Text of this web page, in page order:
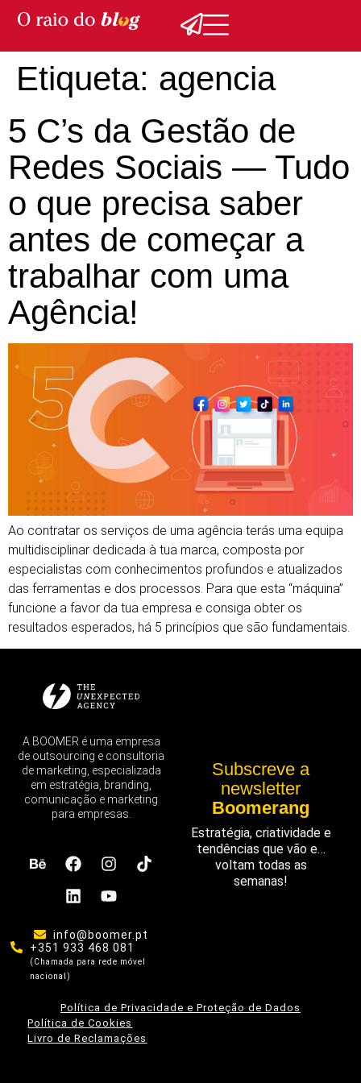
Etiqueta: agencia
5 C’s da Gestão de
Redes Sociais — Tudo
o que precisa saber
antes de começar a
trabalhar com uma
Agência!
Ao contratar os serviços de uma agência terás uma equipa
multidisciplinar dedicada à tua marca, composta por
especialistas com conhecimentos profundos e atualizados
das ferramentas e dos processos. Para que esta “máquina”
funcione a favor da tua empresa e consiga obter os
resultados esperados, há 5 princípios que são fundamentais.
A BOOMER é uma empresa
de outsourcing e consultoria
de marketing, especializada
em estratégia, branding,
comunicação e marketing
para empresas.
info@boomer.pt
+351 933 468 081
(Chamada para rede móvel
nacional)
Subscreve a
newsletter
Boomerang
Estratégia, criatividade e
tendências que vão e…
voltam todas as
semanas!
Política de Privacidade e Proteção de Dados
Política de Cookies
Livro de Reclamações